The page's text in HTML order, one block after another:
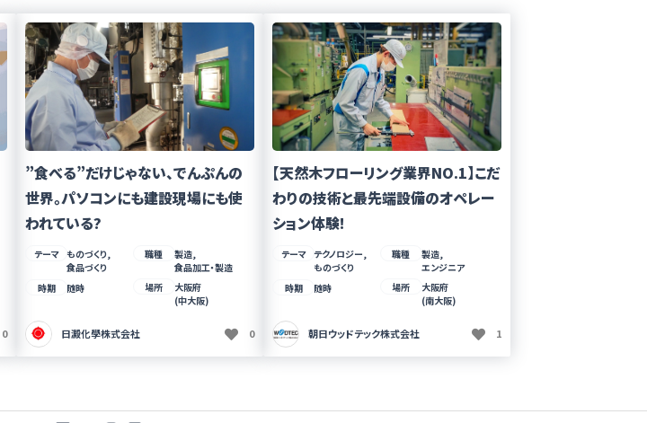
0
”食べる”だけじゃない、でんぷんの
世界。パソコンにも建設現場にも使
われている?
テーマ ものづくり,
食品づくり
職種
製造,
食品加工・製造
時期
随時 場所
大阪府
(中大阪)
日澱化學株式会社 0
【天然木フローリング業界NO.1】こだ
わりの技術と最先端設備のオペレー
ション体験!
テーマ テクノロジー,
ものづくり
職種
製造,
エンジニア
時期
随時 場所
大阪府
(南大阪)
朝日ウッドテック株式会社 1